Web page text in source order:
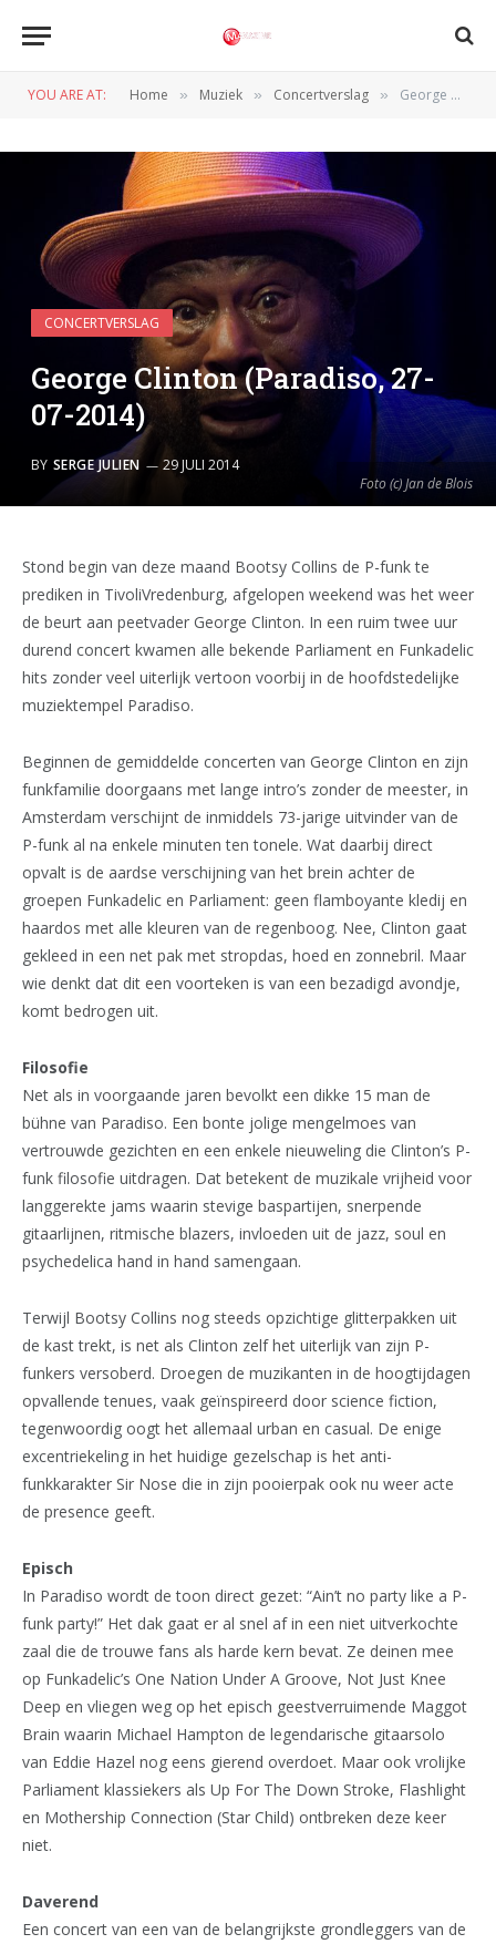
YOU ARE AT: Home » Muziek » Concertverslag » George Clinton (Paradiso, 27-07-2014)
Foto (c) Jan de Blois
CONCERTVERSLAG
George Clinton (Paradiso, 27-
07-2014)
BY SERGE JULIEN 29 JULI 2014
Stond begin van deze maand Bootsy Collins de P-funk te
prediken in TivoliVredenburg, afgelopen weekend was het weer
de beurt aan peetvader George Clinton. In een ruim twee uur
durend concert kwamen alle bekende Parliament en Funkadelic
hits zonder veel uiterlijk vertoon voorbij in de hoofdstedelijke
muziektempel Paradiso.
Beginnen de gemiddelde concerten van George Clinton en zijn
funkfamilie doorgaans met lange intro’s zonder de meester, in
Amsterdam verschijnt de inmiddels 73-jarige uitvinder van de
P-funk al na enkele minuten ten tonele. Wat daarbij direct
opvalt is de aardse verschijning van het brein achter de
groepen Funkadelic en Parliament: geen flamboyante kledij en
haardos met alle kleuren van de regenboog. Nee, Clinton gaat
gekleed in een net pak met stropdas, hoed en zonnebril. Maar
wie denkt dat dit een voorteken is van een bezadigd avondje,
komt bedrogen uit.
Filosofie
Net als in voorgaande jaren bevolkt een dikke 15 man de
bühne van Paradiso. Een bonte jolige mengelmoes van
vertrouwde gezichten en een enkele nieuweling die Clinton’s P-
funk filosofie uitdragen. Dat betekent de muzikale vrijheid voor
langgerekte jams waarin stevige baspartijen, snerpende
gitaarlijnen, ritmische blazers, invloeden uit de jazz, soul en
psychedelica hand in hand samengaan.
Terwijl Bootsy Collins nog steeds opzichtige glitterpakken uit
de kast trekt, is net als Clinton zelf het uiterlijk van zijn P-
funkers versoberd. Droegen de muzikanten in de hoogtijdagen
opvallende tenues, vaak geïnspireerd door science fiction,
tegenwoordig oogt het allemaal urban en casual. De enige
excentriekeling in het huidige gezelschap is het anti-
funkkarakter Sir Nose die in zijn pooierpak ook nu weer acte
de presence geeft.
Episch
In Paradiso wordt de toon direct gezet: “Ain’t no party like a P-
funk party!” Het dak gaat er al snel af in een niet uitverkochte
zaal die de trouwe fans als harde kern bevat. Ze deinen mee
op Funkadelic’s One Nation Under A Groove, Not Just Knee
Deep en vliegen weg op het episch geestverruimende Maggot
Brain waarin Michael Hampton de legendarische gitaarsolo
van Eddie Hazel nog eens gierend overdoet. Maar ook vrolijke
Parliament klassiekers als Up For The Down Stroke, Flashlight
en Mothership Connection (Star Child) ontbreken deze keer
niet.
Daverend
Een concert van een van de belangrijkste grondleggers van de